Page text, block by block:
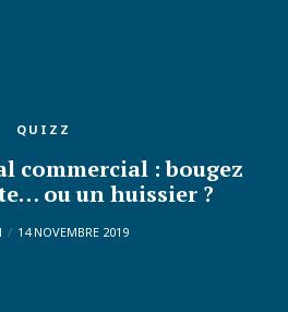
QUIZZ
commercial : bougez
ou un huissier ?
14 NOVEMBRE 2019